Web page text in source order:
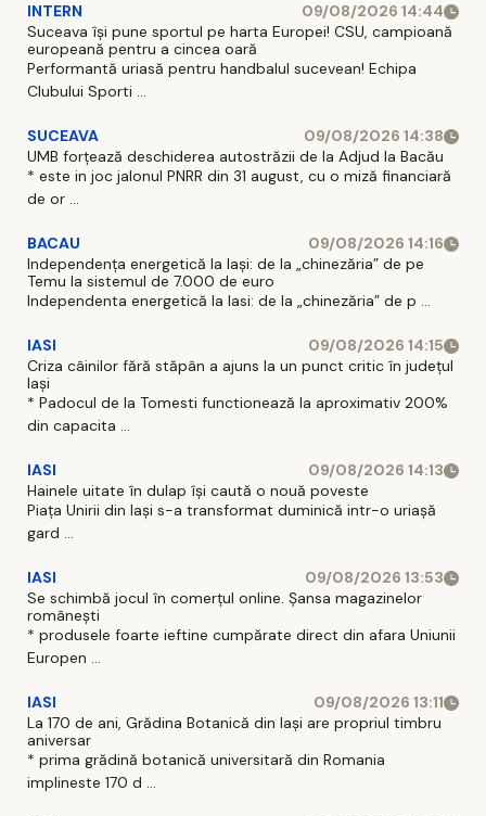
INTERN
09/08/2026 14:44
Suceava își pune sportul pe harta Europei! CSU, campioană
europeană pentru a cincea oară
Performantă uriasă pentru handbalul sucevean! Echipa
Clubului Sporti ...
SUCEAVA
09/08/2026 14:38
UMB forțează deschiderea autostrăzii de la Adjud la Bacău
* este in joc jalonul PNRR din 31 august, cu o miză financiară
de or ...
BACAU
09/08/2026 14:16
Independența energetică la Iași: de la „chinezăria” de pe
Temu la sistemul de 7.000 de euro
Independenta energetică la Iasi: de la „chinezăria” de p ...
IASI
09/08/2026 14:15
Criza câinilor fără stăpân a ajuns la un punct critic în județul
Iași
* Padocul de la Tomesti functionează la aproximativ 200%
din capacita ...
IASI
09/08/2026 14:13
Hainele uitate în dulap îşi caută o nouă poveste
Piaţa Unirii din Iaşi s-a transformat duminică intr-o uriaşă
gard ...
IASI
09/08/2026 13:53
Se schimbă jocul în comerțul online. Șansa magazinelor
românești
* produsele foarte ieftine cumpărate direct din afara Uniunii
Europen ...
IASI
09/08/2026 13:11
La 170 de ani, Grădina Botanică din Iași are propriul timbru
aniversar
* prima grădină botanică universitară din Romania
implineste 170 d ...